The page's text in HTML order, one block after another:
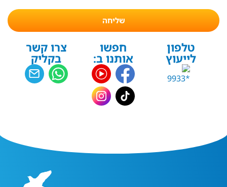
שליחה
טלפון
לייעוץ
חפשו
אותנו ב:
צרו קשר
בקליק